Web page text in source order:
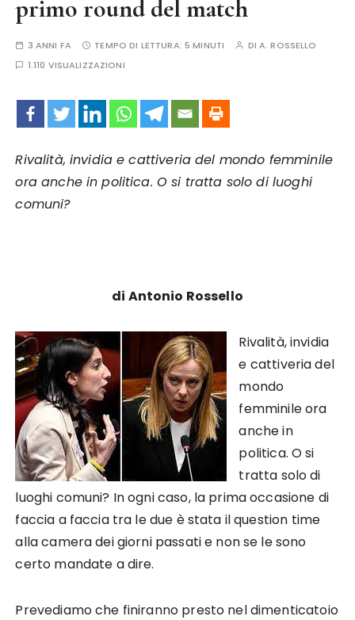
primo round del match
3 ANNI FA TEMPO DI LETTURA:5 MINUTI DI A. ROSSELLO
1.110 VISUALIZZAZIONI
Rivalità, invidia e cattiveria del mondo femminile
ora anche in politica. O si tratta solo di luoghi
comuni?
di Antonio Rossello
Rivalità, invidia
e cattiveria del
mondo
femminile ora
anche in
politica. O si
tratta solo di
luoghi comuni? In ogni caso, la prima occasione di
faccia a faccia tra le due è stata il question time
alla camera dei giorni passati e non se le sono
certo mandate a dire.
Prevediamo che finiranno presto nel dimenticatoio